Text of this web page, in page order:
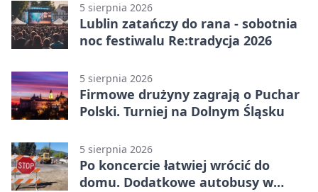
5 sierpnia 2026
Lublin zatańczy do rana - sobotnia
noc festiwalu Re:tradycja 2026
5 sierpnia 2026
Firmowe drużyny zagrają o Puchar
Polski. Turniej na Dolnym Śląsku
5 sierpnia 2026
Po koncercie łatwiej wrócić do
domu. Dodatkowe autobusy w